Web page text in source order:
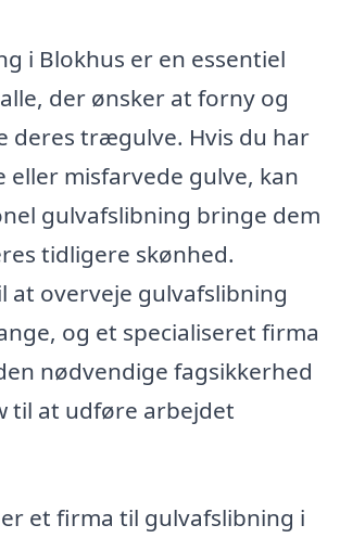
i Blokhus er en essentiel
der ønsker at forny og
deres trægulve. Hvis du har
eller misfarvede gulve, kan
gulvafslibning bringe dem
tidligere skønhed.
at overveje gulvafslibning
og et specialiseret firma
nødvendige fagsikkerhed
til at udføre arbejdet
et firma til gulvafslibning i